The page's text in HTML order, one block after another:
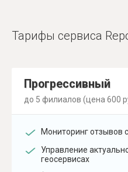
Тарифы сервиса
Прогрессивный
до 5 филиалов (цена 600
Мониторинг отзывов
Управление
геосервисах